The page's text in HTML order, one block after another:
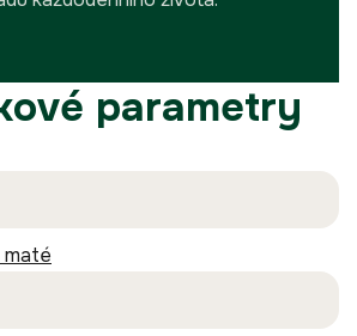
parametry
maté